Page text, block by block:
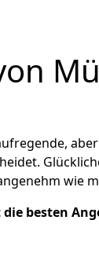
wie
besten